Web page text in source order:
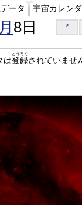
ータ 宇宙カレン
8日 >
は登録
とうろく
されていませ